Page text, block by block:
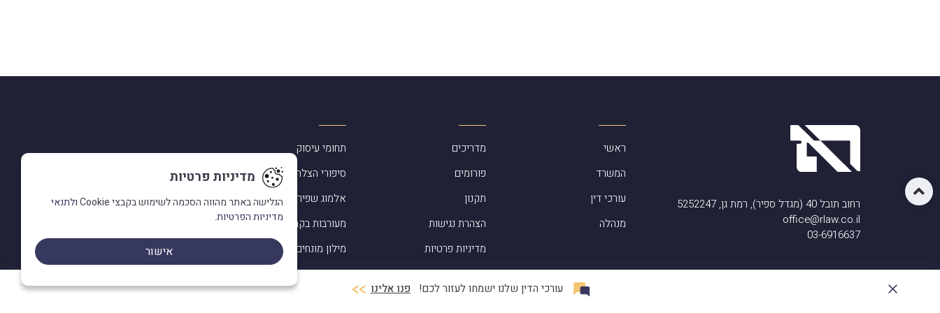
רחוב תובל 40 (מגדל ספיר), רמת גן, 5252247
office@rlaw.co.il
03-6916637
ראשי
המשרד
עורכי דין
מנהלה
מדריכים
פורומים
תקנון
הצהרת נגישות
מדיניות פרטיות
תחומי עיסוק
סיפורי הצלחה
אלמוג שפירא ביקורות
מעורבות בקהילה
מילון מונחים
בתקשורת
עורכי הדין שלנו ישמחו לעזור לכם!
פנו אלינו
מדיניות פרטיות
הגלישה באתר מהווה הסכמה לשימוש בקבצי Cookie
ולתנאי
מדיניות הפרטיות.
אישור